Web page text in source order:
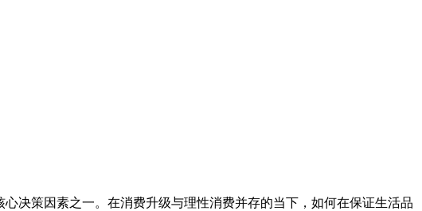
决策因素之一。在消费升级与理性消费并存的当下，如何在保证生活品